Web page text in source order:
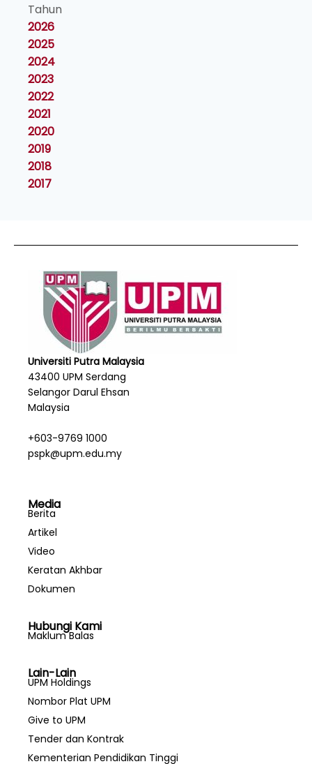
Tahun
2026
2025
2024
2023
2022
2021
2020
2019
2018
2017
Universiti Putra Malaysia
43400 UPM Serdang
Selangor Darul Ehsan
Malaysia
+603-9769 1000
pspk@upm.edu.my
Media
Berita
Artikel
Video
Keratan Akhbar
Dokumen
Hubungi Kami
Maklum Balas
Lain-Lain
UPM Holdings
Nombor Plat UPM
Give to UPM
Tender dan Kontrak
Kementerian Pendidikan Tinggi